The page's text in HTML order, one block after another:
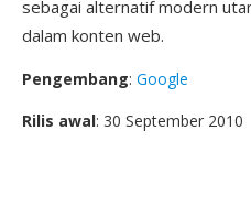
sebagai alternatif modern
dalam konten web.
Pengembang: Google
Rilis awal: 30 September 2010